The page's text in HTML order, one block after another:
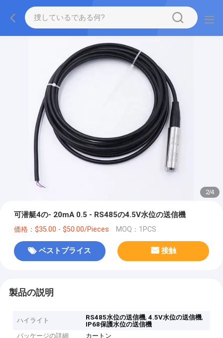
2/4
可潜艇4の- 20mA 0.5 - RS485の4.5V水位の送信機
価格：$35.00 - $50.00/Pieces MOQ：1PCS
ベストプライス 接触
製品の説明
ハイライト RS485水位の送信機,4.5V水位の送信機,
IP68保護水位の送信機
パッケージの詳細
カートン